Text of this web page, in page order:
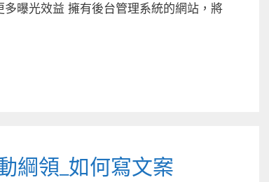
曝光效益 擁有後台管理系統的網站，將
綱領_如何寫文案